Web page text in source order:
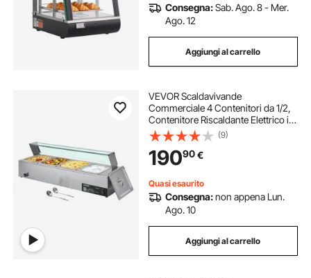
Consegna:Sab. Ago. 8 - Mer.
Ago. 12
Aggiungi al carrello
VEVOR Scaldavivande
Commerciale 4 Contenitori da 1/2,
Contenitore Riscaldante Elettrico in
Acciaio Inox da 1,5 kW con
Coperchio in Vetro Set di
Scaldavivande per Catering,
Ristoranti Feste
(9)
19090€
Quasi esaurito
Consegna:non appena Lun.
Ago. 10
Aggiungi al carrello